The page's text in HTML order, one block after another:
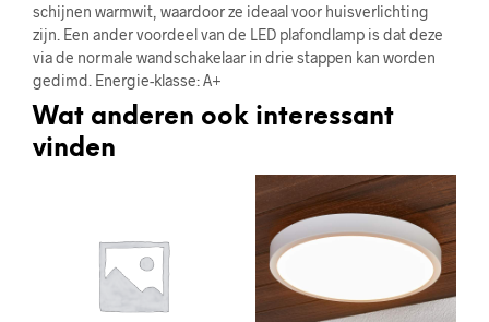
schijnen warmwit, waardoor ze ideaal voor huisverlichting
zijn. Een ander voordeel van de LED plafondlamp is dat deze
via de normale wandschakelaar in drie stappen kan worden
gedimd. Energie-klasse: A+
Wat anderen ook interessant
vinden